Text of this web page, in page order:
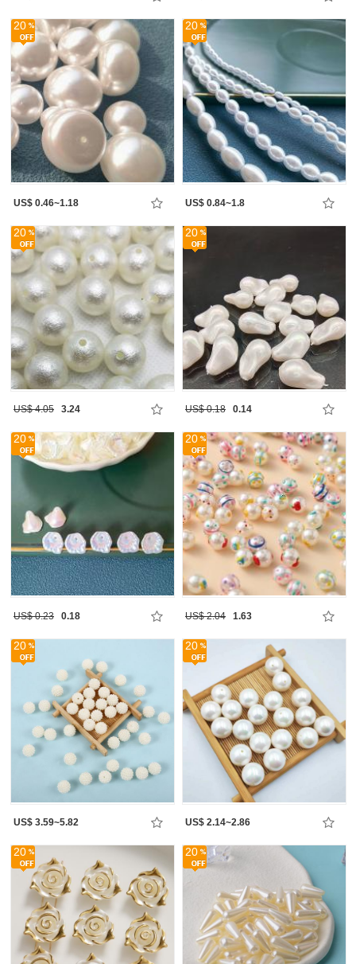
20
US$ 0.46~1.18
20
US$ 0.84~1.8
20
US$ 4.05 3.24
20
US$ 0.18 0.14
20
US$ 0.23 0.18
20
US$ 2.04 1.63
20
US$ 3.59~5.82
20
US$ 2.14~2.86
20 20